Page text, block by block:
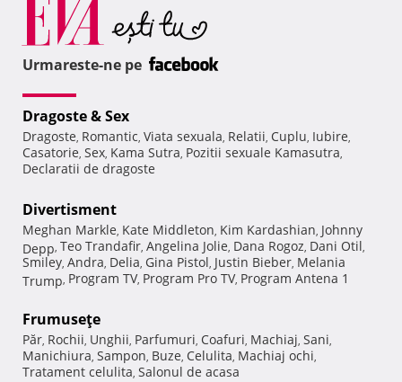
Urmareste-ne pe
Dragoste & Sex
Dragoste, Romantic, Viata sexuala, Relatii, Cuplu, Iubire,
Casatorie, Sex, Kama Sutra, Pozitii sexuale Kamasutra,
Declaratii de dragoste
Divertisment
Meghan Markle, Kate Middleton, Kim Kardashian, Johnny
Depp, Teo Trandafir, Angelina Jolie, Dana Rogoz, Dani Otil,
Smiley, Andra, Delia, Gina Pistol, Justin Bieber, Melania
Trump, Program TV, Program Pro TV, Program Antena 1
Frumuseţe
Păr, Rochii, Unghii, Parfumuri, Coafuri, Machiaj, Sani,
Manichiura, Sampon, Buze, Celulita, Machiaj ochi,
Tratament celulita, Salonul de acasa